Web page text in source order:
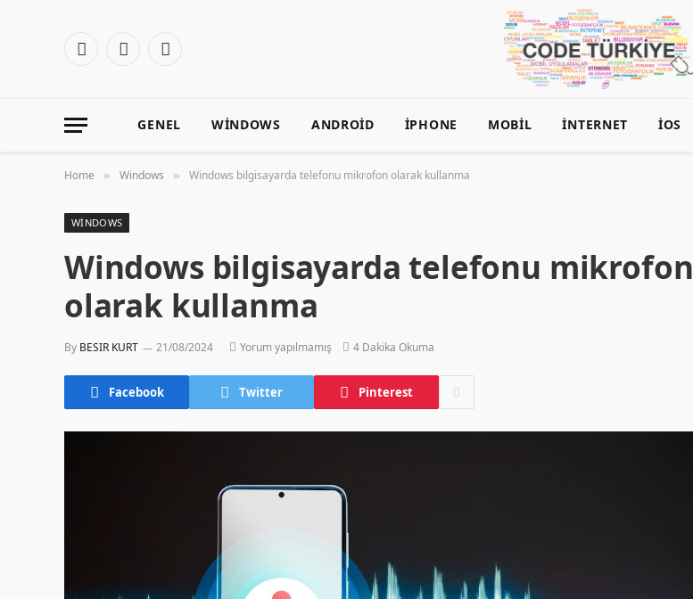
Facebook
X
Instagram
GENEL WINDOWS ANDROID İPHONE MOBIL İNTERNET İOS
Home » Windows » Windows bilgisayarda telefonu mikrofon olarak kullanma
WINDOWS
Windows bilgisayarda telefonu mikrofon
olarak kullanma
By BESIR KURT 21/08/2024 Yorum yapılmamış 4 Dakika Okuma
Facebook Twitter Pinterest